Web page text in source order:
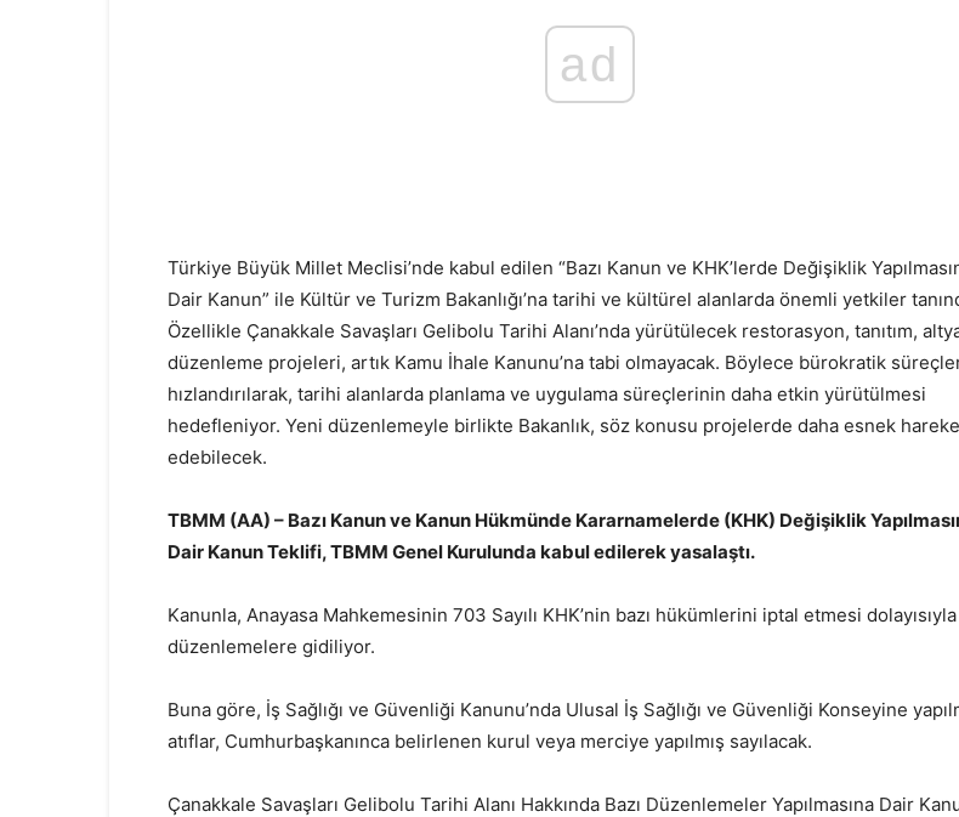
ad
Türkiye Büyük Millet Meclisi’nde kabul edilen “Bazı Kanun ve KHK’lerde Değişiklik
Dair Kanun” ile Kültür ve Turizm Bakanlığı’na tarihi ve kültürel alanlarda önemli yetkiler
Özellikle Çanakkale Savaşları Gelibolu Tarihi Alanı’nda yürütülecek restorasyon, tanıtım,
düzenleme projeleri, artık Kamu İhale Kanunu’na tabi olmayacak. Böylece bürokratik
hızlandırılarak, tarihi alanlarda planlama ve uygulama süreçlerinin daha etkin yürütülmesi
hedefleniyor. Yeni düzenlemeyle birlikte Bakanlık, söz konusu projelerde daha esnek
edebilecek.
TBMM (AA) – Bazı Kanun ve Kanun Hükmünde Kararnamelerde (KHK) Değişiklik
Dair Kanun Teklifi, TBMM Genel Kurulunda kabul edilerek yasalaştı.
Kanunla, Anayasa Mahkemesinin 703 Sayılı KHK’nin bazı hükümlerini iptal etmesi dolayısıyla
düzenlemelere gidiliyor.
Buna göre, İş Sağlığı ve Güvenliği Kanunu’nda Ulusal İş Sağlığı ve Güvenliği Konseyine
atıflar, Cumhurbaşkanınca belirlenen kurul veya merciye yapılmış sayılacak.
Çanakkale Savaşları Gelibolu Tarihi Alanı Hakkında Bazı Düzenlemeler Yapılmasına Dair